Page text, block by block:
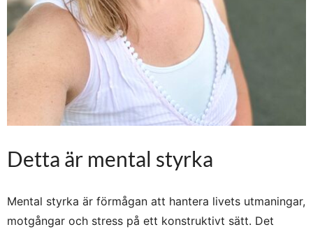
Detta är mental styrka
Mental styrka är förmågan att hantera livets utmaningar,
motgångar och stress på ett konstruktivt sätt. Det